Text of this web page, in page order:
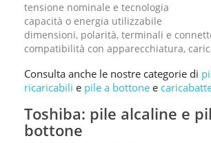
tensione nominale e tecnologia
capacità o energia utilizzabile
dimensioni, polarità, terminali e
compatibilità con apparecchiatura,
Consulta anche le nostre categorie di
ricaricabili e pile a bottone e
Toshiba: pile alcaline e
bottone